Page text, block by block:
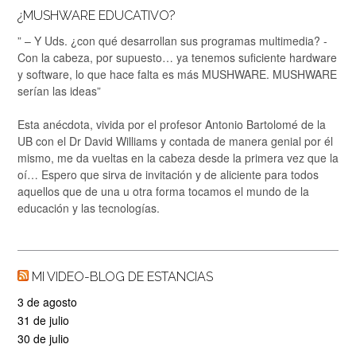
¿MUSHWARE EDUCATIVO?
” – Y Uds. ¿con qué desarrollan sus programas multimedia? -
Con la cabeza, por supuesto… ya tenemos suficiente hardware
y software, lo que hace falta es más MUSHWARE. MUSHWARE
serían las ideas”
Esta anécdota, vivida por el profesor Antonio Bartolomé de la
UB con el Dr David Williams y contada de manera genial por él
mismo, me da vueltas en la cabeza desde la primera vez que la
oí… Espero que sirva de invitación y de aliciente para todos
aquellos que de una u otra forma tocamos el mundo de la
educación y las tecnologías.
MI VIDEO-BLOG DE ESTANCIAS
3 de agosto
31 de julio
30 de julio